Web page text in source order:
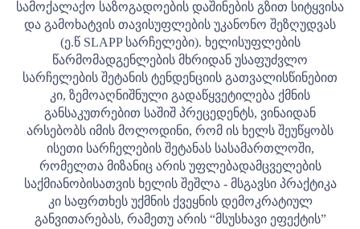
სამოქალაქო საზოგადოების დაშინების გზით სიტყვისა
და გამოხატვის თავისუფლების უკანონო შეზღუდვას
(ე.წ SLAPP სარჩელები). ხელისუფლების
წარმომადგენლების მხრიდან უსაფუძვლო
სარჩელების შეტანის ტენდენციის გათვალისწინებით
კი, ზემოაღნიშნული გადაწყვეტილება ქმნის
განსაკუთრებით საშიშ პრეცედენტს, ვინაიდან
არსებობს იმის მოლოდინი, რომ ის ხელს შეუწყობს
ისეთი სარჩელების შეტანას სასამართლოში,
რომელთა მიზანიც არის უფლებადამცველების
საქმიანობისათვის ხელის შეშლა - მსგავსი პრაქტიკა
კი საფრთხეს უქმნის ქვეყნის დემოკრატიულ
განვითარებას, რამეთუ არის “მსუსხავი ეფექტის”